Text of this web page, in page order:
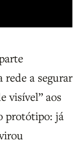
rede a segurar
visível” aos
protótipo: já